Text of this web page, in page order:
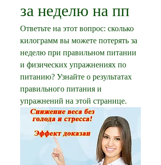
за неделю на пп
Ответьте на этот вопрос: сколько
килограмм вы можете потерять за
неделю при правильном питании
и физических упражнениях по
питанию? Узнайте о результатах
правильного питания и
упражнений на этой странице.